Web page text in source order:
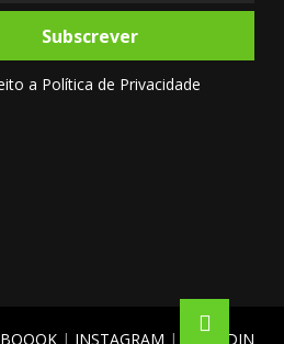
Subscrever
a Política de Privacidade
| INSTAGRAM | LINKEDIN